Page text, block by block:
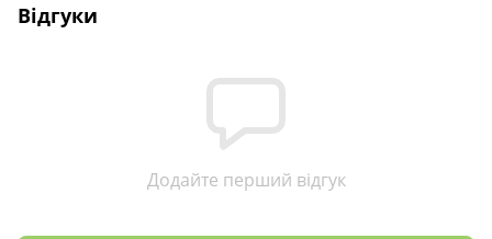
Відгуки
Додайте перший відгук